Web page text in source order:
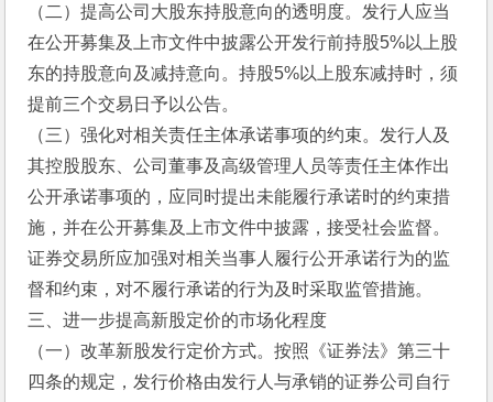
（二）提高公司大股东持股意向的透明度。发行人应当
在公开募集及上市文件中披露公开发行前持股5%以上股
东的持股意向及减持意向。持股5%以上股东减持时，须
提前三个交易日予以公告。
（三）强化对相关责任主体承诺事项的约束。发行人及
其控股股东、公司董事及高级管理人员等责任主体作出
公开承诺事项的，应同时提出未能履行承诺时的约束措
施，并在公开募集及上市文件中披露，接受社会监督。
证券交易所应加强对相关当事人履行公开承诺行为的监
督和约束，对不履行承诺的行为及时采取监管措施。
三、进一步提高新股定价的市场化程度
（一）改革新股发行定价方式。按照《证券法》第三十
四条的规定，发行价格由发行人与承销的证券公司自行